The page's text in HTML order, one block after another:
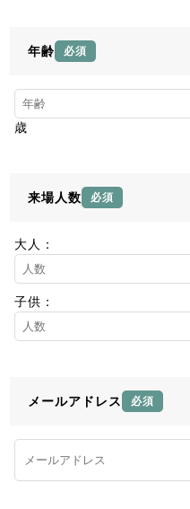
年齢 必須
歳
来場人数 必須
大人：
子供：
メールアドレス 必須